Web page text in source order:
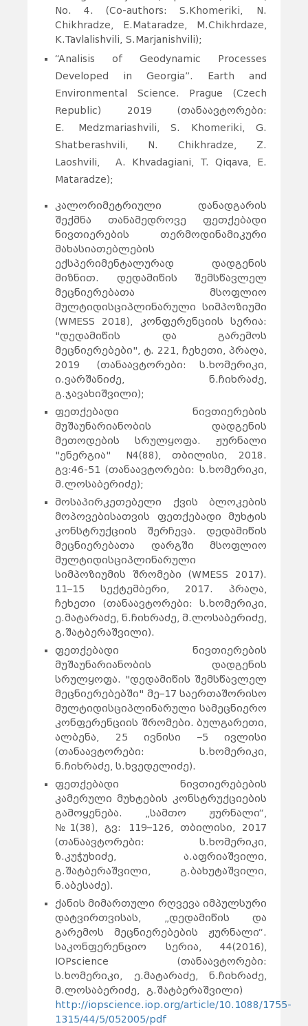
No. 4. (Co-authors: S.Khomeriki, N.
Chikhradze, E.Mataradze, M.Chikhrdaze,
K.Tavlalishvili, S.Marjanishvili);
“Analisis of Geodynamic Processes
Developed in Georgia”. Earth and
Environmental Science. Prague (Czech
Republic) 2019 (თანაავტორები:
E. Medzmariashvili, S. Khomeriki, G.
Shatberashvili, N. Chikhradze, Z.
Laoshvili, A. Khvadagiani, T. Qiqava, E.
Mataradze);
კალორიმეტრიული დანადგარის
შექმნა თანამედროვე ფეთქებადი
ნივთიერების თერმოდინამიკური
მახასიათებლების
ექსპერიმენტალურად დადგენის
მიზნით. დედამიწის შემსწავლელ
მეცნიერებათა მსოფლიო
მულტიდისციპლინარული სიმპოზიუმი
(WMESS 2018), კონფერენციის სერია:
"დედამიწის და გარემოს
მეცნიერებები", ტ. 221, ჩეხეთი, პრაღა,
2019 (თანაავტორები: ს.ხომერიკი,
ი.ვარშანიძე, ნ.ჩიხრაძე,
გ.ჯავახიშვილი);
ფეთქებადი ნივთიერების
მუშაუნარიანობის დადგენის
მეთოდების სრულყოფა. ჟურნალი
"ენერგია" N4(88), თბილისი, 2018.
გვ:46-51 (თანაავტორები: ს.ხომერიკი,
მ.ლოსაბერიძე);
მოსაპირკეთებელი ქვის ბლოკების
მოპოვებისათვის ფეთქებადი მუხტის
კონსტრუქციის შერჩევა. დედამიწის
მეცნიერებათა დარგში მსოფლიო
მულტიდისციპლინარული
სიმპოზიუმის შრომები (WMESS 2017).
11–15 სექტემბერი, 2017. პრაღა,
ჩეხეთი (თანაავტორები: ს.ხომერიკი,
ე.მატარაძე, ნ.ჩიხრაძე, მ.ლოსაბერიძე,
გ.შატბერაშვილი).
ფეთქებადი ნივთიერების
მუშაუნარიანობის დადგენის
სრულყოფა. "დედამიწის შემსწავლელ
მეცნიერებებში" მე–17 საერთაშორისო
მულტიდისციპლინარული სამეცნიერო
კონფერენციის შრომები. ბულგარეთი,
ალბენა, 25 ივნისი –5 ივლისი
(თანაავტორები: ს.ხომერიკი,
ნ.ჩიხრაძე, ს.ხვედელიძე).
ფეთქებადი ნივთიერებების
კამერული მუხტების კონსტრუქციების
გამოყენება. „სამთო ჟურნალი“,
№1(38), გვ: 119–126, თბილისი, 2017
(თანაავტორები: ს.ხომერიკი,
ზ.კუჭუხიძე, ა.აფრიაშვილი,
გ.შატბერაშვილი, გ.ბახუტაშვილი,
ნ.აბესაძე).
ქანის მიმართული რღვევა იმპულსური
დატვირთვისას, „დედამიწის და
გარემოს მეცნიერებების ჟურნალი“.
საკონფერენციო სერია, 44(2016),
IOPscience (თანაავტორები:
ს.ხომერიკი, ე.მატარაძე, ნ.ჩიხრაძე,
მ.ლოსაბერიძე, გ.შატბერაშვილი)
http://iopscience.iop.org/article/10.1088/1755-
1315/44/5/052005/pdf